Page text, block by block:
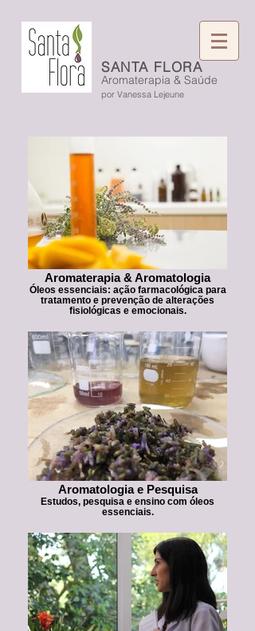
SANTA FLORA
Aromaterapia & Saúde
por Vanessa Lejeune
Aromaterapia & Aromatologia
Óleos essenciais: ação farmacológica para
tratamento e prevenção de alterações
fisiológicas e emocionais.
Aromatologia e Pesquisa
Estudos, pesquisa e ensino com óleos
essenciais.